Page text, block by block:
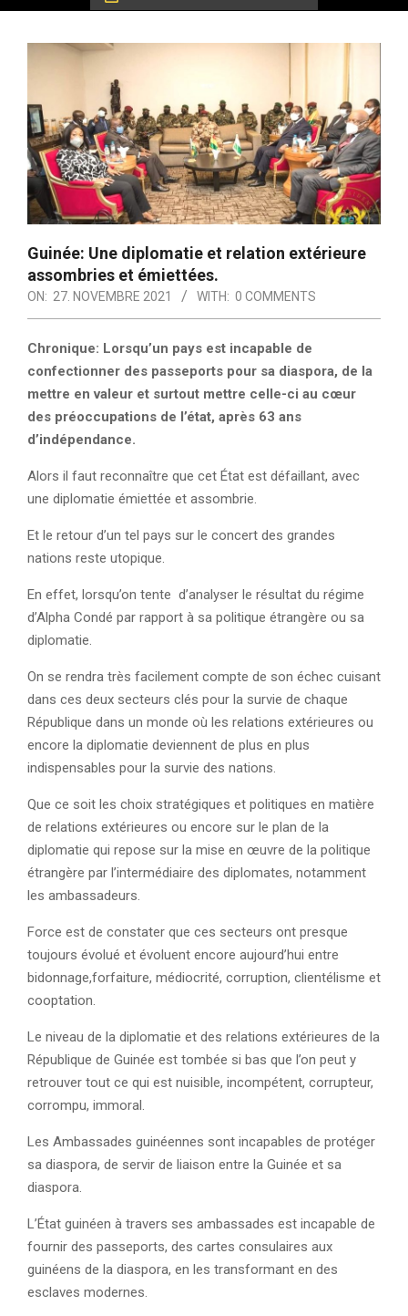
Guinée: Une diplomatie et relation extérieure
assombries et émiettées.
ON: 27. NOVEMBRE 2021 WITH: 0 COMMENTS
Chronique: Lorsqu’un pays est incapable de
confectionner des passeports pour sa diaspora, de la
mettre en valeur et surtout mettre celle-ci au cœur
des préoccupations de l’état, après 63 ans
d’indépendance.
Alors il faut reconnaître que cet État est défaillant, avec
une diplomatie émiettée et assombrie.
Et le retour d’un tel pays sur le concert des grandes
nations reste utopique.
En effet, lorsqu’on tente d’analyser le résultat du régime
d’Alpha Condé par rapport à sa politique étrangère ou sa
diplomatie.
On se rendra très facilement compte de son échec cuisant
dans ces deux secteurs clés pour la survie de chaque
République dans un monde où les relations extérieures ou
encore la diplomatie deviennent de plus en plus
indispensables pour la survie des nations.
Que ce soit les choix stratégiques et politiques en matière
de relations extérieures ou encore sur le plan de la
diplomatie qui repose sur la mise en œuvre de la politique
étrangère par l’intermédiaire des diplomates, notamment
les ambassadeurs.
Force est de constater que ces secteurs ont presque
toujours évolué et évoluent encore aujourd’hui entre
bidonnage,forfaiture, médiocrité, corruption, clientélisme et
cooptation.
Le niveau de la diplomatie et des relations extérieures de la
République de Guinée est tombée si bas que l’on peut y
retrouver tout ce qui est nuisible, incompétent, corrupteur,
corrompu, immoral.
Les Ambassades guinéennes sont incapables de protéger
sa diaspora, de servir de liaison entre la Guinée et sa
diaspora.
L’État guinéen à travers ses ambassades est incapable de
fournir des passeports, des cartes consulaires aux
guinéens de la diaspora, en les transformant en des
esclaves modernes.